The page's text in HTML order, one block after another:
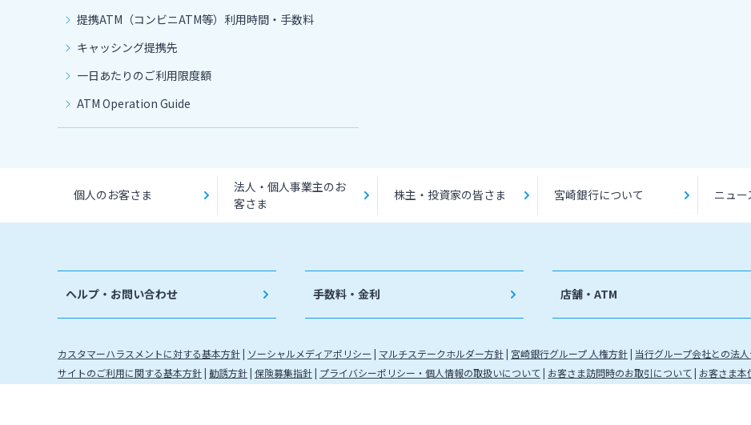
提携ATM（コンビニATM等）利用時間・手数料
キャッシング提携先
一日あたりのご利用限度額
ATM Operation Guide
個人のお客さま
法人・個人事業主のお
客さま
株主・投資家の皆さま 宮崎銀行について ニュ
ヘルプ・お問い合わせ 手数料・金利 店舗・ATM
カスタマーハラスメントに対する基本方針 ソーシャルメディアポリシー マルチステークホルダー方針 宮崎銀行グループ 人権方針 当行グループ会社との法
サイトのご利用に関する基本方針 勧誘方針 保険募集指針 プライバシーポリシー・個人情報の取扱いについて お客さま訪問時のお取引について お客さま本